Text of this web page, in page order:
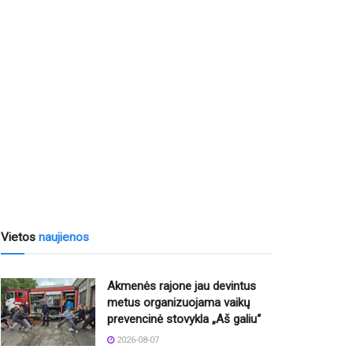
Vietos naujienos
Akmenės rajone jau devintus
metus organizuojama vaikų
prevencinė stovykla „Aš galiu“
2026-08-07